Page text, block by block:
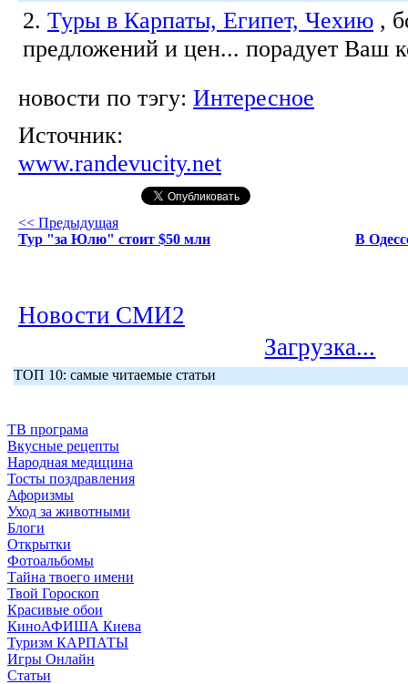
2. Туры в Карпаты, Египет, Чехию ,
предложений и цен... порадует Ваш
новости по тэгу: Интересное
Источник:
www.randevucity.net
<< Предыдущая
Тур "за Юлю" стоит $50 млн
В
Новости СМИ2
Загрузка...
ТОП 10: самые читаемые статьи
ТВ програма
Вкусные рецепты
Народная медицина
Тосты поздравления
Афоризмы
Уход за животными
Блоги
Открытки
Фотоальбомы
Тайна твоего имени
Твой Гороскоп
Красивые обои
КиноАФИША Киева
Туризм КАРПАТЫ
Игры Онлайн
Статьи